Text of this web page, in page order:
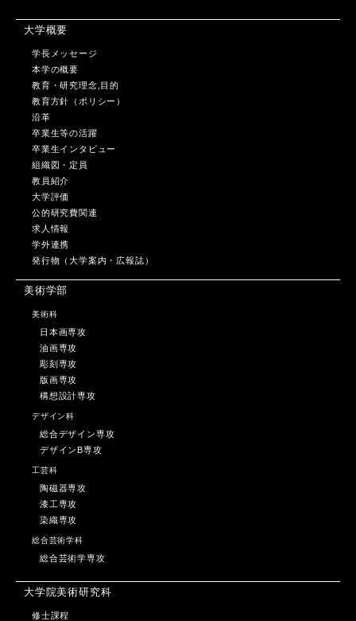
大学概要
学長メッセージ
本学の概要
教育・研究理念,目的
教育方針（ポリシー）
沿革
卒業生等の活躍
卒業生インタビュー
組織図・定員
教員紹介
大学評価
公的研究費関連
求人情報
学外連携
発行物（大学案内・広報誌）
美術学部
美術科
日本画専攻
油画専攻
彫刻専攻
版画専攻
構想設計専攻
デザイン科
総合デザイン専攻
デザインB専攻
工芸科
陶磁器専攻
漆工専攻
染織専攻
総合芸術学科
総合芸術学専攻
大学院美術研究科
修士課程